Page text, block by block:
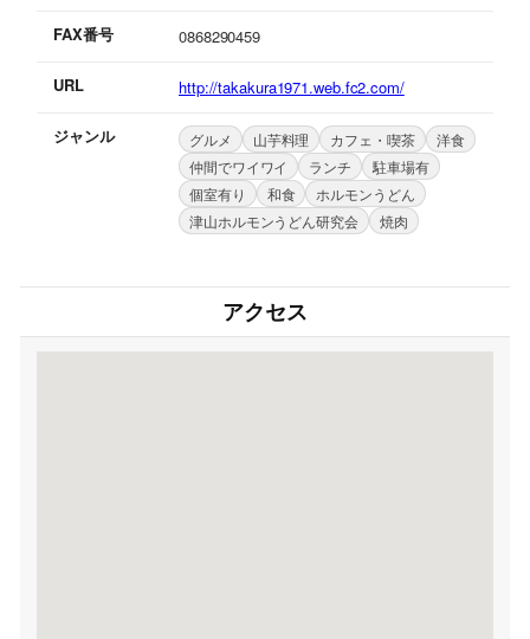
FAX番号 0868290459
URL http://takakura1971.web.fc2.com/
ジャンル グルメ 山芋料理 カフェ・喫茶
洋食
仲間でワイワイ
ランチ
駐車場有
個室有り
和食
ホルモンうどん
津山ホルモンうどん研究会
焼肉
アクセス